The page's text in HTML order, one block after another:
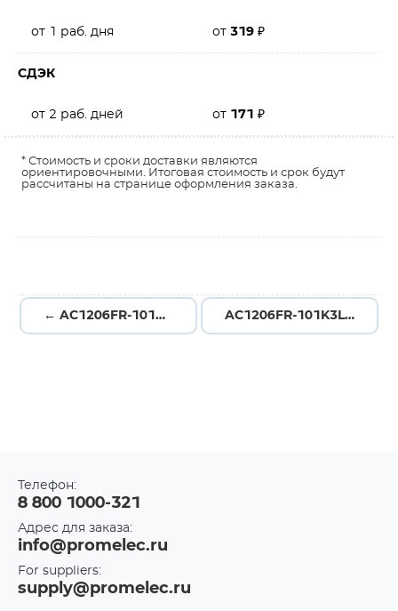
от 1 раб. дня от 319 ₽
СДЭК
от 2 раб. дней от 171 ₽
* Стоимость и сроки доставки являются
ориентировочными. Итоговая стоимость и срок будут
рассчитаны на странице оформления заказа.
← AC1206FR-101K4L AC1206FR-101K3L →
Телефон:
8 800 1000-321
Адрес для заказа:
info@promelec.ru
For suppliers:
supply@promelec.ru